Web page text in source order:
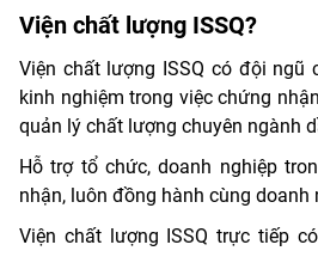
Viện chất lượng ISSQ?
Viện chất lượng ISSQ có đội ngũ
kinh nghiệm trong việc chứng
quản lý chất lượng chuyên ngành
Hỗ trợ tổ chức, doanh nghiệp
nhận, luôn đồng hành cùng doanh
Viện chất lượng ISSQ trực tiếp